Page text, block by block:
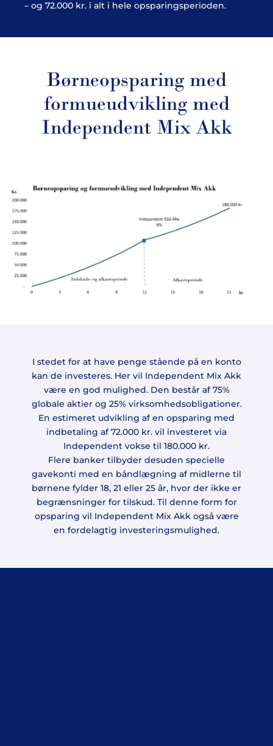
– og 72.000 kr. i alt i hele opsparingsperioden.
Børneopsparing med
formueudvikling med
Independent Mix Akk
I stedet for at have penge stående på en konto
kan de investeres. Her vil Independent Mix Akk
være en god mulighed. Den består af 75%
globale aktier og 25% virksomhedsobligationer.
En estimeret udvikling af en opsparing med
indbetaling af 72.000 kr. vil investeret via
Independent vokse til 180.000 kr.
Flere banker tilbyder desuden specielle
gavekonti med en båndlægning af midlerne til
børnene fylder 18, 21 eller 25 år, hvor der ikke er
begrænsninger for tilskud. Til denne form for
opsparing vil Independent Mix Akk også være
en fordelagtig investeringsmulighed.